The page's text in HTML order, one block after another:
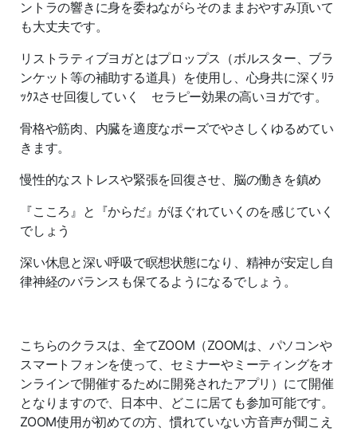
ントラの響きに身を委ねながらそのままおやすみ頂いて
も大丈夫です。
リストラティブヨガとはプロップス（ボルスター、ブラ
ンケット等の補助する道具）を使用し、心身共に深くﾘﾗ
ｯｸｽさせ回復していく セラピー効果の高いヨガです。
骨格や筋肉、内臓を適度なポーズでやさしくゆるめてい
きます。
慢性的なストレスや緊張を回復させ、脳の働きを鎮め
『こころ』と『からだ』がほぐれていくのを感じていく
でしょう
深い休息と深い呼吸で瞑想状態になり、精神が安定し自
律神経のバランスも保てるようになるでしょう。
こちらのクラスは、全てZOOM（ZOOMは、パソコンや
スマートフォンを使って、セミナーやミーティングをオ
ンラインで開催するために開発されたアプリ）にて開催
となりますので、日本中、どこに居ても参加可能です。
ZOOM使用が初めての方、慣れていない方音声が聞こえ